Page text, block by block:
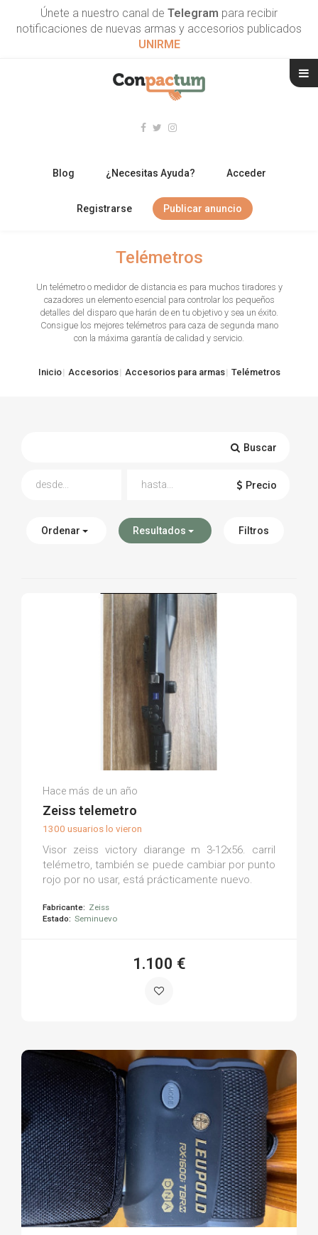
Únete a nuestro canal de Telegram para recibir
notificaciones de nuevas armas y accesorios publicados
UNIRME
Blog ¿Necesitas Ayuda? Acceder
Registrarse Publicar anuncio
ARMAS CORTAS
TIRO Y COMPETICIÓN
AIRE COMPRIMIDO
Telémetros
Un telémetro o medidor de distancia es para muchos tiradores y
cazadores un elemento esencial para controlar los pequeños
detalles del disparo que harán de en tu objetivo y sea un éxito.
Consigue los mejores telémetros para caza de segunda mano
con la máxima garantía de calidad y servicio.
Inicio Accesorios Accesorios para armas Telémetros
Buscar
Precio
Ordenar Resultados Filtros
Eduardo F.
Hace más de un año
Zeiss telemetro
1300 usuarios lo vieron
Visor zeiss victory diarange m 3-12x56. carril
telémetro, también se puede cambiar por punto
rojo por no usar, está prácticamente nuevo.
Fabricante: Zeiss
Estado: Seminuevo
1.100 €